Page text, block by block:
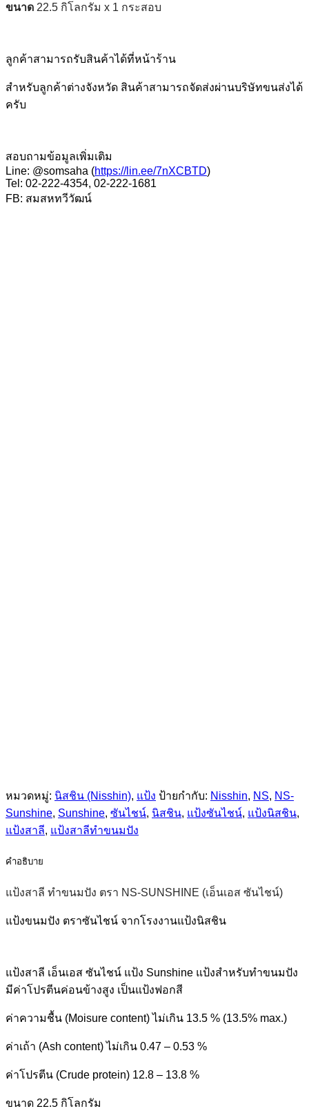
ขนาด 22.5 กิโลกรัม x 1 กระสอบ
ลูกค้าสามารถรับสินค้าได้ที่หน้าร้าน
สำหรับลูกค้าต่างจังหวัด สินค้าสามารถจัดส่งผ่านบริษัทขนส่งได้
ครับ
สอบถามข้อมูลเพิ่มเติม
Line: @somsaha (https://lin.ee/7nXCBTD)
Tel: 02-222-4354, 02-222-1681
FB: สมสหทวีวัฒน์
หมวดหมู่: นิสชิน (Nisshin), แป้ง ป้ายกำกับ: Nisshin, NS, NS-
Sunshine, Sunshine, ซันไชน์, นิสชิน, แป้งซันไชน์, แป้งนิสชิน,
แป้งสาลี, แป้งสาลีทำขนมปัง
คำอธิบาย
แป้งสาลี ทำขนมปัง ตรา NS-SUNSHINE (เอ็นเอส ซันไชน์)
แป้งขนมปัง ตราซันไชน์ จากโรงงานแป้งนิสชิน
แป้งสาลี เอ็นเอส ซันไชน์ แป้ง Sunshine แป้งสำหรับทำขนมปัง
มีค่าโปรตีนค่อนข้างสูง เป็นแป้งฟอกสี
ค่าความชื้น (Moisure content) ไม่เกิน 13.5 % (13.5% max.)
ค่าเถ้า (Ash content) ไม่เกิน 0.47 – 0.53 %
ค่าโปรตีน (Crude protein) 12.8 – 13.8 %
ขนาด 22.5 กิโลกรัม